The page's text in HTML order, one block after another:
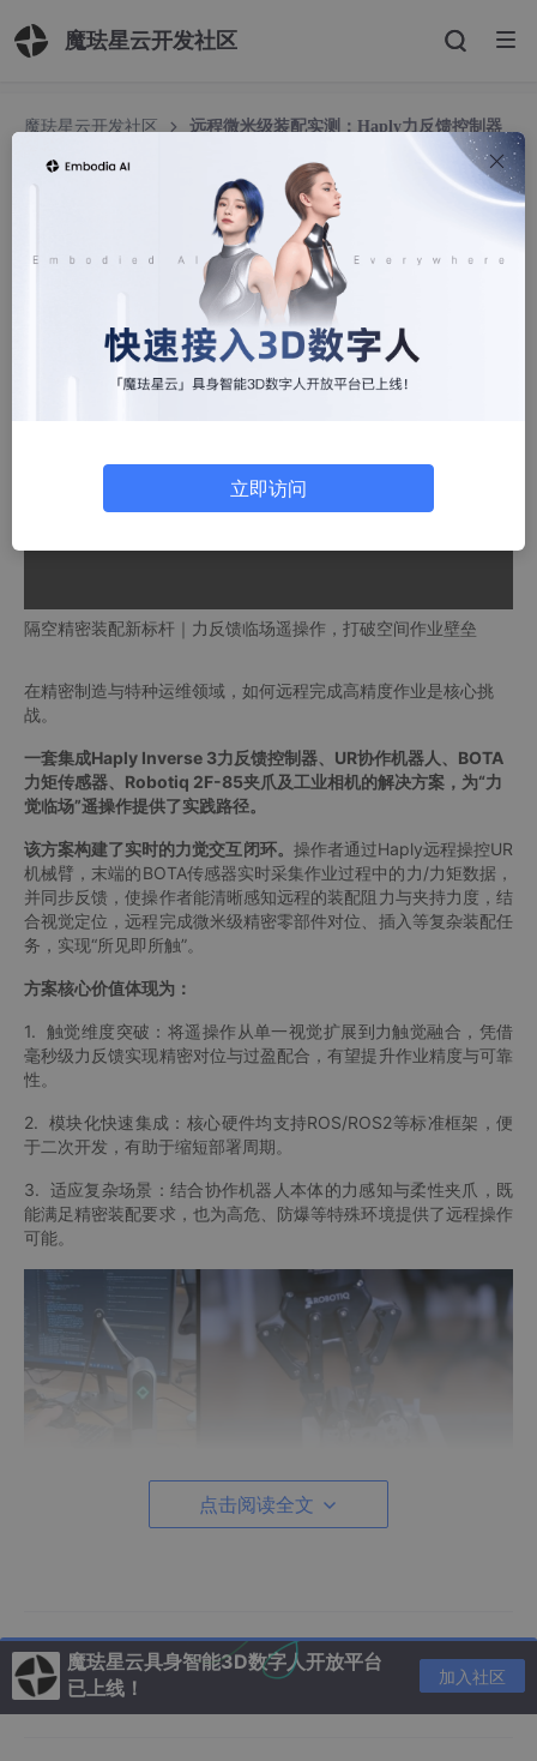
魔珐星云开发社区
魔珐星云开发社区
远程微米级装配实测：Haply力反馈控制器
远程微米级装配实测：Haply力反馈控制器集成工
业遥操作方案
278人浏览 · 2026-06-03 19:11:23
隔空精密装配新标杆｜力反馈临场遥操作，打破空间作业壁垒
在精密制造与特种运维领域，如何远程完成高精度作业是核心挑
战。
一套集成Haply Inverse 3力反馈控制器、UR协作机器人、BOTA
力矩传感器、Robotiq 2F-85夹爪及工业相机的解决方案，为“力
觉临场”遥操作提供了实践路径。
该方案构建了实时的力觉交互闭环。 操作者通过Haply远程操控UR
机械臂，末端的BOTA传感器实时采集作业过程中的力/力矩数据，
并同步反馈，使操作者能清晰感知远程的装配阻力与夹持力度，结
合视觉定位，远程完成微米级精密零部件对位、插入等复杂装配任
务，实现“所见即所触”。
方案核心价值体现为：
1. 触觉维度突破：将遥操作从单一视觉扩展到力触觉融合，凭借
毫秒级力反馈实现精密对位与过盈配合，有望提升作业精度与可靠
性。
2. 模块化快速集成：核心硬件均支持ROS/ROS2等标准框架，便
于二次开发，有助于缩短部署周期。
3. 适应复杂场景：结合协作机器人本体的力感知与柔性夹爪，既
能满足精密装配要求，也为高危、防爆等特殊环境提供了远程操作
可能。
• 特种运维：适用于核电、化工等高风险环境的设备检修与更换。
• 科研与医疗：可作为手术机器人算法验证平台、医疗器械无菌装
点击阅读全文
魔珐星云具身智能3D数字人开放平台
已上线！
加入社区
立即访问